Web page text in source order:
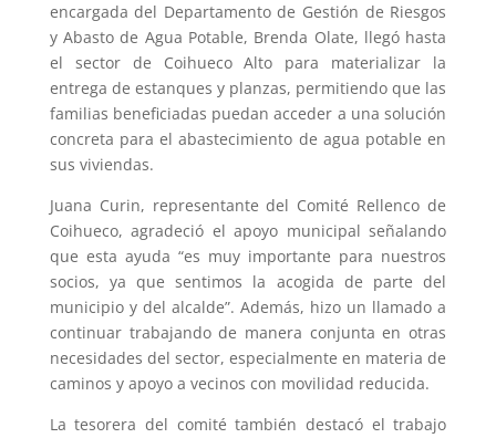
encargada del Departamento de Gestión de Riesgos
y Abasto de Agua Potable, Brenda Olate, llegó hasta
el sector de Coihueco Alto para materializar la
entrega de estanques y planzas, permitiendo que las
familias beneficiadas puedan acceder a una solución
concreta para el abastecimiento de agua potable en
sus viviendas.
Juana Curin, representante del Comité Rellenco de
Coihueco, agradeció el apoyo municipal señalando
que esta ayuda “es muy importante para nuestros
socios, ya que sentimos la acogida de parte del
municipio y del alcalde”. Además, hizo un llamado a
continuar trabajando de manera conjunta en otras
necesidades del sector, especialmente en materia de
caminos y apoyo a vecinos con movilidad reducida.
La tesorera del comité también destacó el trabajo